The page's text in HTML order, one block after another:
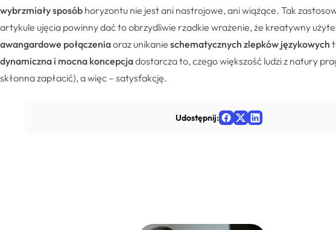
wybrzmiały sposób horyzontu nie jest ani nastrojowe, ani wiążące. Tak
artykule ujęcia powinny dać to obrzydliwie rzadkie wrażenie, że kreatywny
awangardowe połączeniaoraz unikanie schematycznych zlepków językowych
dynamiczna i mocna koncepcjadostarcza to, czego większość ludzi z natury
skłonna zapłacić), a więc – satysfakcję.
Udostępnij: